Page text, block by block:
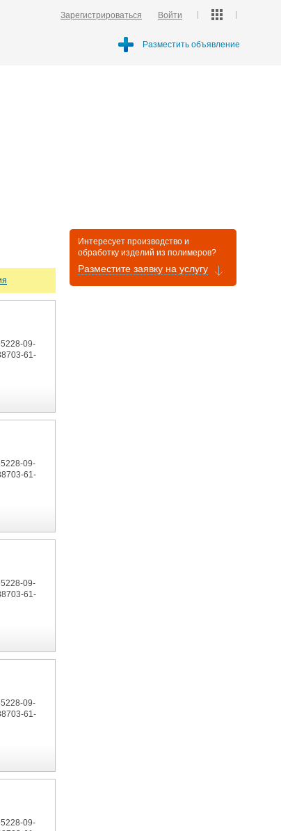
Зарегистрироваться Войти
Разместить объявление
09-
61-
09-
61-
09-
61-
09-
61-
09-
Интересует производство и
обработку изделий из полимеров?
Разместите заявку на услугу